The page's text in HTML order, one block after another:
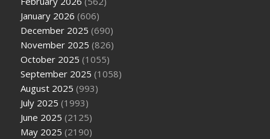
January 2026 (606)
December 2025 (690)
November 2025 (826)
October 2025 (1055)
September 2025 (1058)
August 2025 (993)
July 2025 (1993)
June 2025 (2125)
May 2025 (2190)